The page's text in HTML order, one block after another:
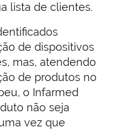
lista de clientes.
de dispositivos
mas, atendendo
de produtos no
o Infarmed
não seja
vez que